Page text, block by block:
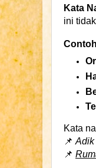
Kata
ini
Kata
📌 Adik
📌